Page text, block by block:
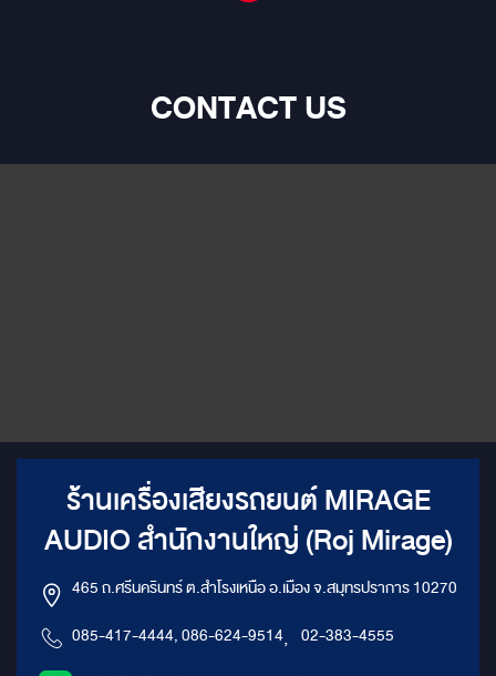
CONTACT US
ร้านเครื่องเสียงรถยนต์ MIRAGE
AUDIO สำนักงานใหญ่ (Roj Mirage)
465 ถ.ศรีนครินทร์ ต.สำโรงเหนือ อ.เมือง จ.สมุทรปราการ 10270
085-417-4444, 086-624-9514, 02-383-4555